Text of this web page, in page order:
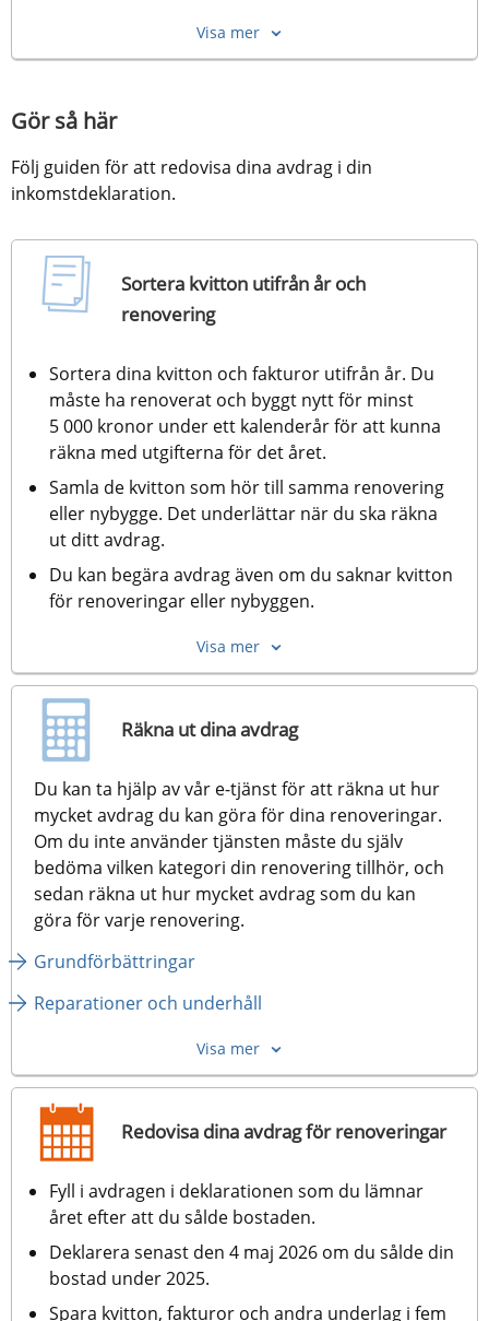
Visa mer
Gör så här
Följ guiden för att redovisa dina avdrag i din
inkomstdeklaration.
Sortera kvitton utifrån år och
renovering
Sortera dina kvitton och fakturor utifrån år. Du
måste ha renoverat och byggt nytt för minst
5 000 kronor under ett kalenderår för att kunna
räkna med utgifterna för det året.
Samla de kvitton som hör till samma renovering
eller nybygge. Det underlättar när du ska räkna
ut ditt avdrag.
Du kan begära avdrag även om du saknar kvitton
för renoveringar eller nybyggen.
Visa mer
Räkna ut dina avdrag
Du kan ta hjälp av vår e-tjänst för att räkna ut hur
mycket avdrag du kan göra för dina renoveringar.
Om du inte använder tjänsten måste du själv
bedöma vilken kategori din renovering tillhör, och
sedan räkna ut hur mycket avdrag som du kan
göra för varje renovering.
Grundförbättringar
Reparationer och underhåll
Visa mer
Redovisa dina avdrag för renoveringar
Fyll i avdragen i deklarationen som du lämnar
året efter att du sålde bostaden.
Deklarera senast den 4 maj 2026 om du sålde din
bostad under 2025.
Spara kvitton, fakturor och andra underlag i fem